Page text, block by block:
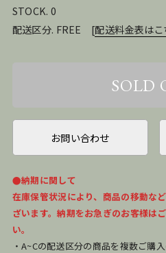
STOCK. 0
配送区分. FREE [配送料金表はこ
お問い合わせ
●納期に関して
在庫保管状況により、商品の移動な
ざいます。納期をお急ぎのお客様は
い。
・A~Cの配送区分の商品を複数ご購